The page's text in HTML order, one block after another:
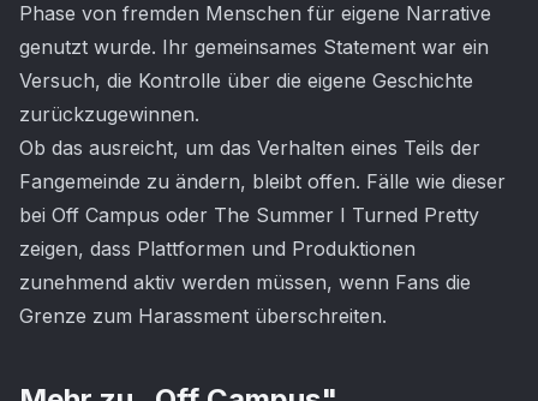
Phase von fremden Menschen für eigene Narrative
genutzt wurde. Ihr gemeinsames Statement war ein
Versuch, die Kontrolle über die eigene Geschichte
zurückzugewinnen.
Ob das ausreicht, um das Verhalten eines Teils der
Fangemeinde zu ändern, bleibt offen. Fälle wie dieser
bei Off Campus oder The Summer I Turned Pretty
zeigen, dass Plattformen und Produktionen
zunehmend aktiv werden müssen, wenn Fans die
Grenze zum Harassment überschreiten.